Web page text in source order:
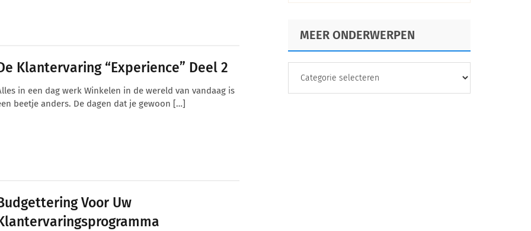
Klantervaring “Experience” Deel 2
in een dag werk Winkelen in de wereld van vandaag is
beetje anders. De dagen dat je gewoon […]
Voor Uw
MEER ONDERWERPEN
ONDERWERPEN